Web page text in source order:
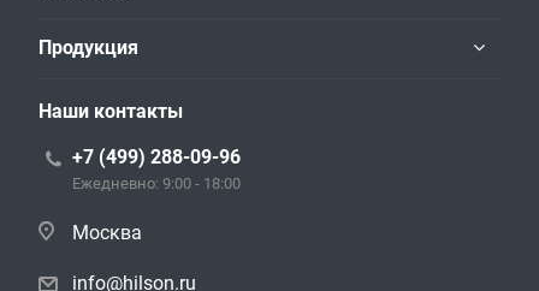
Продукция
Наши контакты
+7 (499) 288-09-96
Ежедневно: 9:00 - 18:00
Москва
info@hilson.ru